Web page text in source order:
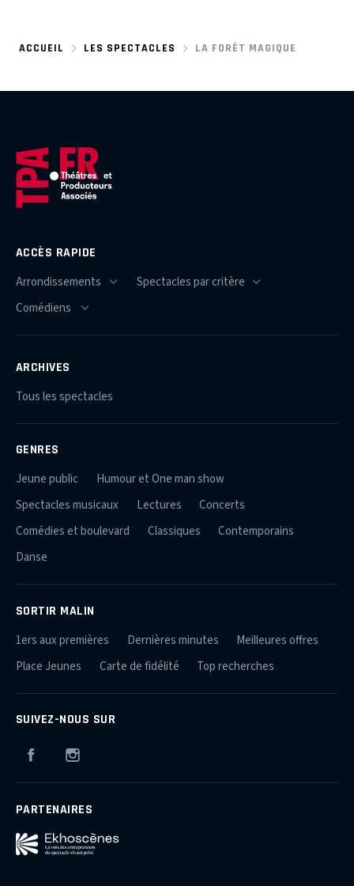
ACCUEIL LES SPECTACLES LA FORÊT MAGIQUE
ACCÈS RAPIDE
ARCHIVES
Tous les spectacles
GENRES
Jeune public
Humour et One man show
Spectacles musicaux
Lectures
Concerts
Comédies et boulevard
Classiques
Contemporains
Danse
SORTIR MALIN
1ers aux premières Dernières minutes
Meilleures offres
Place Jeunes
Carte de fidélité Top recherches
SUIVEZ-NOUS SUR
Facebook
PARTENAIRES